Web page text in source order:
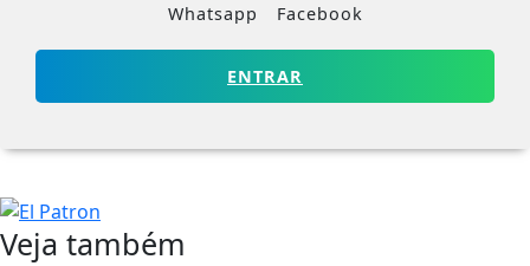
Whatsapp Facebook
ENTRAR
Veja também